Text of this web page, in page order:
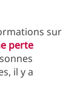
sur
perte
il y a